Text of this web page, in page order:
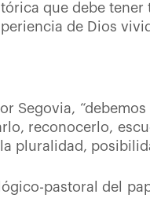
que debe
de Dios
Segovia,
reconocerlo,
pluralidad,
pastoral del